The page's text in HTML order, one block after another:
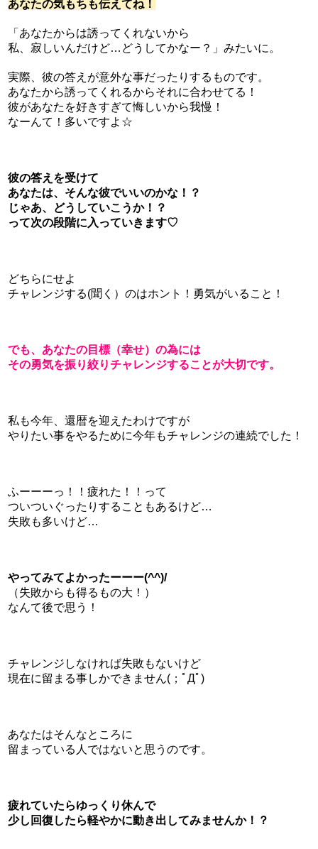
あなたの気もちも伝えてね！
「あなたからは誘ってくれないから
私、寂しいんだけど…どうしてかなー？」みたいに。
実際、彼の答えが意外な事だったりするものです。
あなたから誘ってくれるからそれに合わせてる！
彼があなたを好きすぎて悔しいから我慢！
なーんて！多いですよ☆
彼の答えを受けて
あなたは、そんな彼でいいのかな！？
じゃあ、どうしていこうか！？
って次の段階に入っていきます♡
どちらにせよ
チャレンジする(聞く）のはホント！勇気がいること！
でも、あなたの目標（幸せ）の為には
その勇気を振り絞りチャレンジすることが大切です。
私も今年、還暦を迎えたわけですが
やりたい事をやるために今年もチャレンジの連続でした！
ふーーーっ！！疲れた！！って
ついついぐったりすることもあるけど…
失敗も多いけど…
やってみてよかったーーー(^^)/
（失敗からも得るもの大！）
なんて後で思う！
チャレンジしなければ失敗もないけど
現在に留まる事しかできません(；ﾟДﾟ)
あなたはそんなところに
留まっている人ではないと思うのです。
疲れていたらゆっくり休んで
少し回復したら軽やかに動き出してみませんか！？